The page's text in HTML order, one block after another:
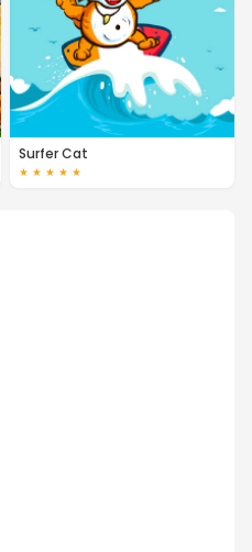
Surfer Cat
★ ★ ★ ★ ★